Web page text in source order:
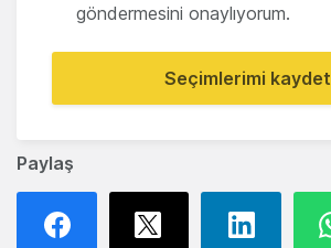
Paylaş
göndermesini onaylıyorum.
Seçimlerimi kaydet